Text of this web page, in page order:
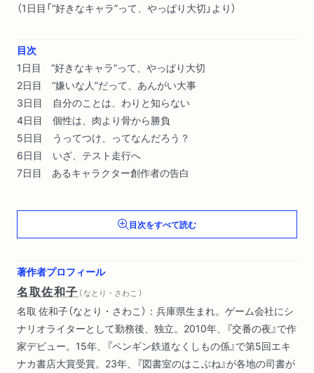
（1日目「“好きなキャラ”って、やっぱり大切」より）
目次
1日目 “好きなキャラ”って、やっぱり大切
2日目 “嫌いな人”だって、あんがい大事
3日目 自分のことは、わりと知らない
4日目 個性は、肉より骨から勝負
5日目 うってつけ、ってなんだろう？
6日目 いざ、テスト走行へ
7日目 あるキャラクター創作者の告白
すこし長いあとがき── 創作が仕事になったら
目次をすべて読む
著作者プロフィール
名取佐和子 （ なとり・さわこ ）
名取 佐和子（なとり・さわこ）：兵庫県生まれ。ゲーム会社にシ
ナリオライターとして勤務後、独立。2010年、『交番の夜』で作
家デビュー。15年、『ペンギン鉄道なくしもの係』で第5回エキ
ナカ書店大賞受賞。23年、『図書室のはこぶね』が各地の司書が